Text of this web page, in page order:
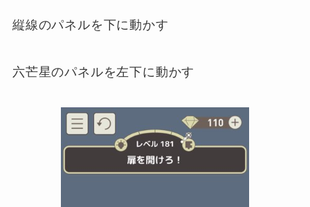
縦線のパネルを下に動かす
六芒星のパネルを左下に動かす